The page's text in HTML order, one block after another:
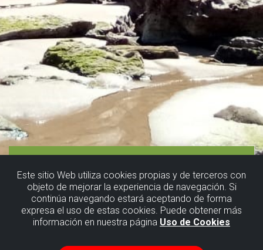
Este sitio Web utiliza cookies propias y de terceros con
objeto de mejorar la experiencia de navegación. Si
continúa navegando estará aceptando de forma
expresa el uso de estas cookies. Puede obtener más
información en nuestra página Uso de Cookies